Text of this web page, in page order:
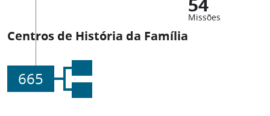
Missões
Centros de História da Família
665